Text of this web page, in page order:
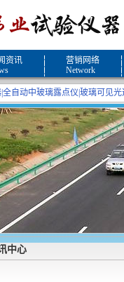
资讯
营销网络
Network
全自动中玻璃露点仪 玻璃可见
中心